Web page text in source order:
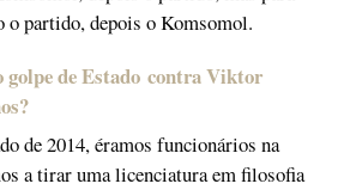
partido, depois o Komsomol.
golpe de Estado contra Viktor
de 2014, éramos funcionários na
a tirar uma licenciatura em filosofia